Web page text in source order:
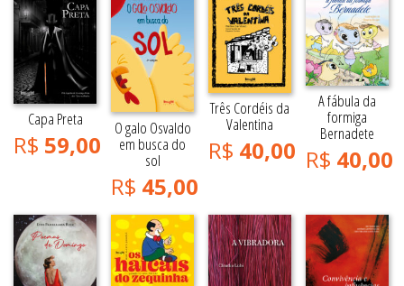
Capa Preta
R$ 59,00
O galo Osvaldo
em busca do
sol
R$ 45,00
Três Cordéis da
Valentina
R$ 40,00
A fábula da
formiga
Bernadete
R$ 40,00